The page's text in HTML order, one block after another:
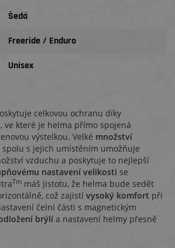
Šedá
Freeride / Enduro
Unisex
celkovou ochranu díky
, ve které je helma přímo spojená
výstelkou. Velké množství
spolu s jejich umístěním umožňuje
vzduchu a poskytuje to nejlepší
nastavení velikosti se
Tm máš jistotu, že helma bude sedět
což zajistí vysoký komfort při
čelní části s magnetickým
brýlí a nastavení helmy přesně